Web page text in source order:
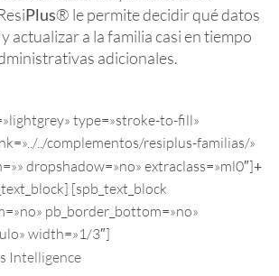
Plus® le permite decidir qué datos
actualizar a la familia casi en tiempo
adicionales.
type=»stroke-to-fill»
../complementos/resiplus-familias/»
dropshadow=»no» extraclass=»ml0″]+
[spb_text_block
pb_border_bottom=»no»
width=»1/3″]
Intelligence